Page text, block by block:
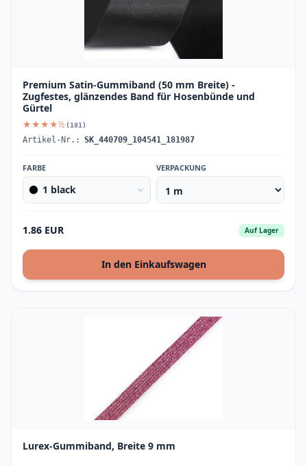
Premium Satin-Gummiband (50 mm Breite) -
Zugfestes, glänzendes Band für Hosenbünde und
Gürtel
★★★★½ (181)
Artikel-Nr.: SK_440709_104541_181987
FARBE
1 black
VERPACKUNG
1.86 EUR Auf Lager
In den Einkaufswagen
Lurex-Gummiband, Breite 9 mm